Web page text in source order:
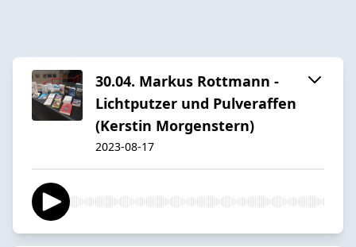
30.04. Markus Rottmann -
Lichtputzer und Pulveraffen
(Kerstin Morgenstern)
2023-08-17